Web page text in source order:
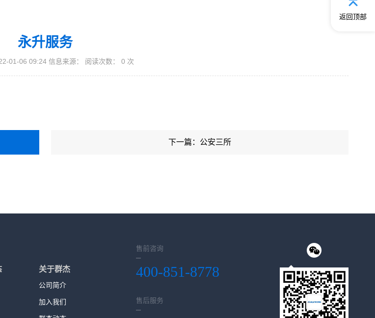
永升服务
01-06 09:24 信息来源： 阅读次数： 0 次
下一篇：公安三所
关于群杰
公司简介
加入我们
售前咨询
400-851-8778
售后服务
返回顶部